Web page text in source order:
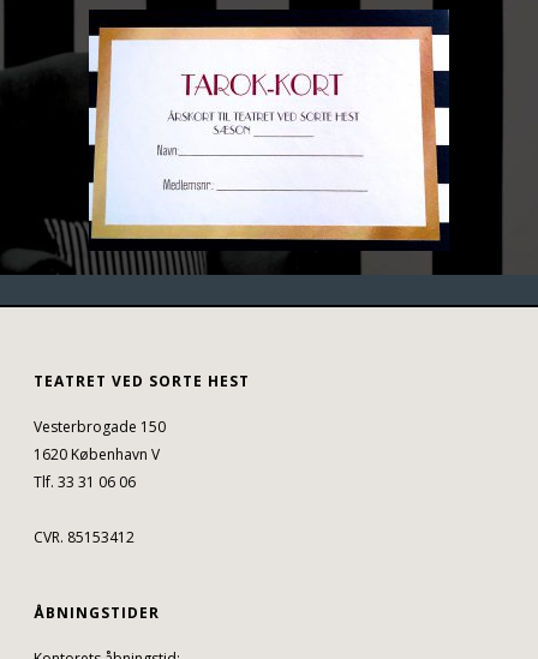
TEATRET VED SORTE HEST
Vesterbrogade 150
1620 København V
Tlf. 33 31 06 06
CVR. 85153412
ÅBNINGSTIDER